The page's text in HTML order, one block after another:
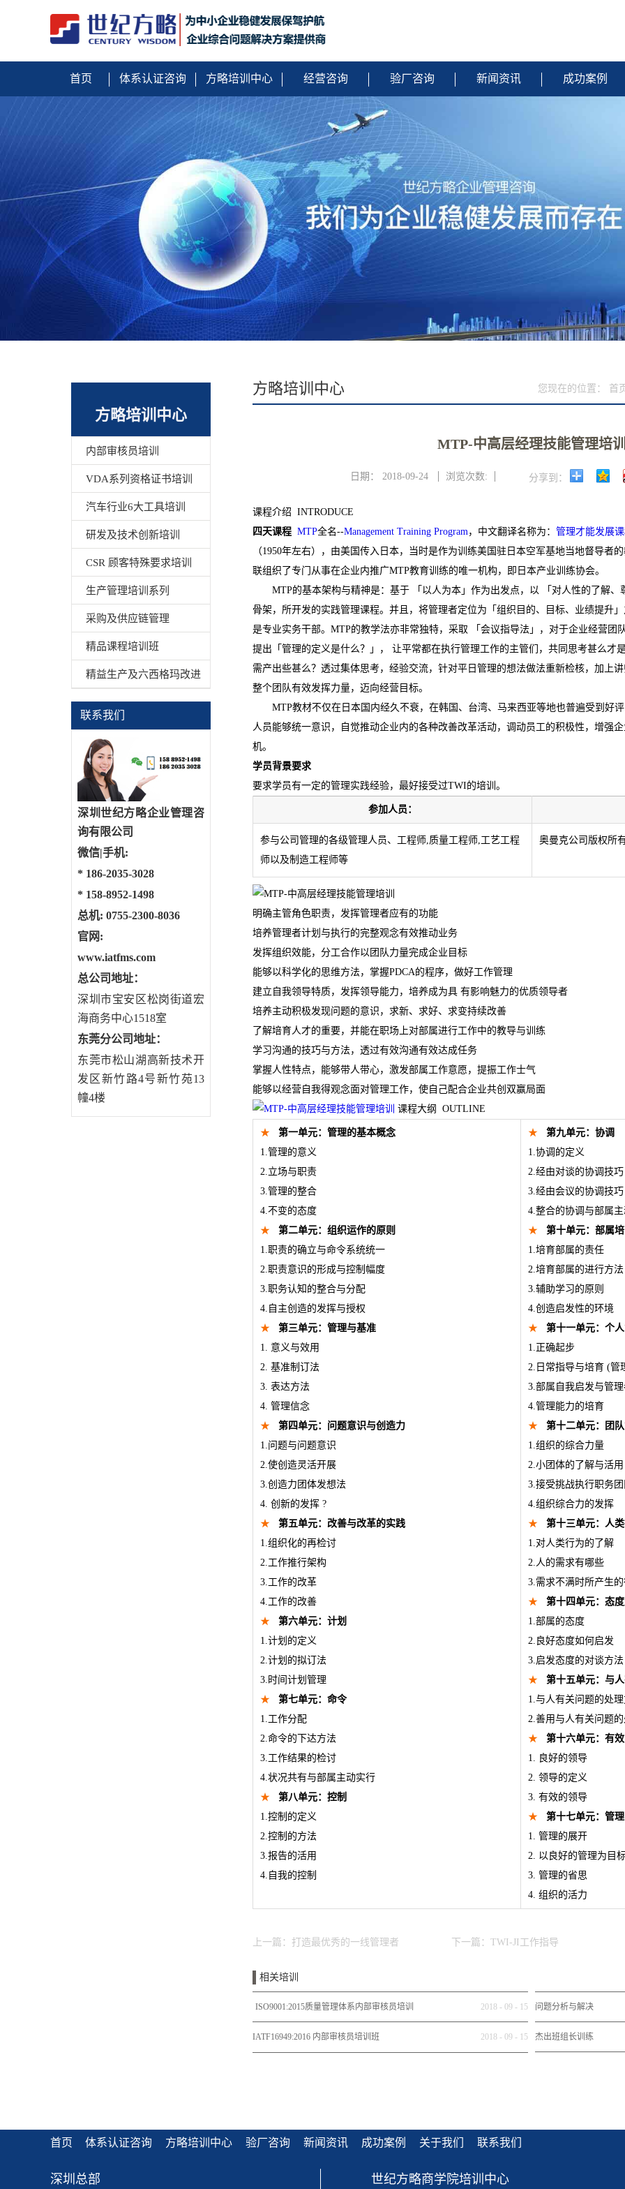
首页 体系认证咨询 方略培训中心 经营咨询 验厂咨询 新闻资讯 成功案例
方略培训中心
内部审核员培训
VDA系列资格证书培训
汽车行业6大工具培训
研发及技术创新培训
CSR 顾客特殊要求培训
生产管理培训系列
采购及供应链管理
精品课程培训班
精益生产及六西格玛改进
联系我们
深圳世纪方略企业管理咨
询有限公司
微信|手机:
* 186-2035-3028
* 158-8952-1498
总机: 0755-2300-8036
官网:
www.iatfms.com
总公司地址：
深圳市宝安区松岗街道宏
海商务中心1518室
东莞分公司地址：
东莞市松山湖高新技术开
发区新竹路4号新竹苑13
幢4楼
方略培训中心 您现在的位置： 首
MTP-中高层经理技能管理培训
日期： 2018-09-24 浏览次数:
课程介绍 INTRODUCE
四天课程 MTP全名--Management Training Program，中文翻译名称为： 管理才能发展
（1950年左右），由美国传入日本，当时是作为训练美国驻日本空军基地当地督导者
联组织了专门从事在企业内推广MTP教育训练的唯一机构，即日本产业训练协会。
MTP的基本架构与精神是：基于 「以人为本」作为出发点，以 「对人性的了解
骨架，所开发的实践管理课程。并且，将管理者定位为「组织目的、目标、业绩提升
是专业实务干部。MTP的教学法亦非常独特，采取 「会议指导法」，对于企业经营团
提出「管理的定义是什么？」， 让平常都在执行管理工作的主管们，共同思考甚么才
需产出些甚么？透过集体思考，经验交流，针对平日管理的想法做法重新检核，加上
整个团队有效发挥力量，迈向经营目标。
MTP教材不仅在日本国内经久不衰，在韩国、台湾、马来西亚等地也普遍受到好
人员能够统一意识，自觉推动企业内的各种改善改革活动，调动员工的积极性，增强
机。
学员背景要求
要求学员有一定的管理实践经验，最好接受过TWI的培训。
参加人员：
参与公司管理的各级管理人员、工程师,质量工程师,工艺工程
师以及制造工程师等
奥曼克公司版权所
明确主管角色职责，发挥管理者应有的功能
培养管理者计划与执行的完整观念有效推动业务
发挥组织效能，分工合作以团队力量完成企业目标
能够以科学化的思维方法，掌握PDCA的程序，做好工作管理
建立自我领导特质，发挥领导能力，培养成为具 有影响魅力的优质领导者
培养主动积极发现问题的意识，求新、求好、求变持续改善
了解培育人才的重要，并能在职场上对部属进行工作中的教导与训练
学习沟通的技巧与方法，透过有效沟通有效达成任务
掌握人性特点，能够带人带心，激发部属工作意愿，提振工作士气
能够以经营自我得观念面对管理工作，使自己配合企业共创双赢局面
课程大纲 OUTLINE
★
第一单元：管理的基本概念
1.管理的意义
2.立场与职责
3.管理的整合
4.不变的态度
★
第二单元：组织运作的原则
1.职责的确立与命令系统统一
2.职责意识的形成与控制幅度
3.职务认知的整合与分配
4.自主创造的发挥与授权
★
第三单元：管理与基准
1. 意义与效用
2. 基准制订法
3. 表达方法
4. 管理信念
★
第四单元：问题意识与创造力
1.问题与问题意识
2.使创造灵活开展
3.创造力团体发想法
4. 创新的发挥 ?
★
第五单元：改善与改革的实践
1.组织化的再检讨
2.工作推行架构
3.工作的改革
4.工作的改善
★
第六单元：计划
1.计划的定义
2.计划的拟订法
3.时间计划管理
★
第七单元：命令
1.工作分配
2.命令的下达方法
3.工作结果的检讨
4.状况共有与部属主动实行
★
第八单元：控制
1.控制的定义
2.控制的方法
3.报告的活用
4.自我的控制
★
第九单元：协调
1.协调的定义
2.经由对谈的协调技巧
3.经由会议的协调技巧
4.整合的协调与部属主
★
第十单元：部属
1.培育部属的责任
2.培育部属的进行方法
3.辅助学习的原则
4.创造启发性的环境
★
第十一单元：个
1.正确起步
2.日常指导与培育 (管
3.部属自我启发与管
4.管理能力的培育
★
第十二单元：团
1.组织的综合力量
2.小团体的了解与活用
3.接受挑战执行职务
4.组织综合力的发挥
★
第十三单元：人
1.对人类行为的了解
2.人的需求有哪些
3.需求不满时所产生的
★
第十四单元：态
1.部属的态度
2.良好态度如何启发
3.启发态度的对谈方法
★
第十五单元：与
1.与人有关问题的处
2.善用与人有关问题
★
第十六单元：有
1. 良好的领导
2. 领导的定义
3. 有效的领导
★
第十七单元：管
1. 管理的展开
2. 以良好的管理为目
3. 管理的省思
4. 组织的活力
上一篇： 打造最优秀的一线管理者 下一篇： TWI-JI工作指导
相关培训
ISO9001:2015质量管理体系内部审核员培训
[考证班]
2018 - 09 - 15 问题分析与解决
IATF16949:2016 内部审核员培训班 2018 - 09 - 15 杰出班组长训练
分享到：
首页 体系认证咨询 方略培训中心 验厂咨询 新闻资讯 成功案例 关于我们 联系我们
深圳总部 世纪方略商学院培训中心